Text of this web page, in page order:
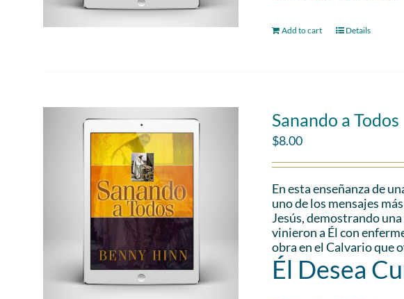
Add to cart Details
Sanando a Todos
$8.00
En esta enseñanza de
uno de los mensajes
Jesús, demostrando
vinieron a Él con
obra en el Calvario que
Él Desea